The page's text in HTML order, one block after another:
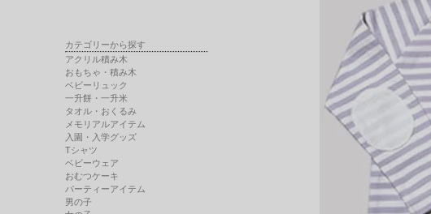
カテゴリーから探す
アクリル積み木
おもちゃ・積み木
ベビーリュック
一升餅・一升米
タオル・おくるみ
メモリアルアイテム
入園・入学グッズ
Tシャツ
ベビーウェア
おむつケーキ
パーティーアイテム
男の子